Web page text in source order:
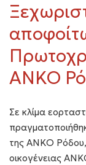
ΑΝΚΟ
Σε κλίμα
της ΑΝΚΟ
οικογένειας